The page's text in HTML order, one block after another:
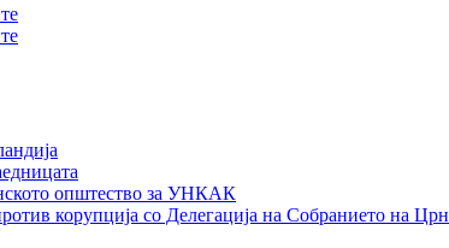
општество за УНКАК
корупција со Делегација на Собранието на